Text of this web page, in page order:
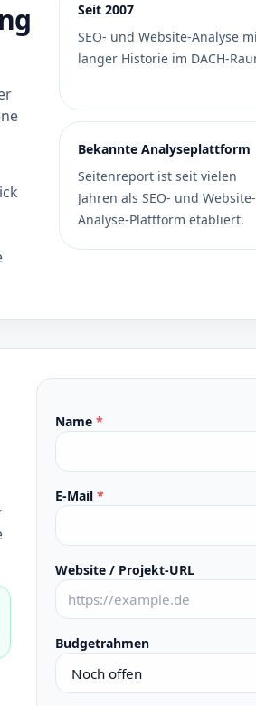
Seit 2007
SEO- und Website-Analyse
langer Historie im DACH-
Bekannte Analyseplattform
Seitenreport ist seit vielen
Jahren als SEO- und Website-
Analyse-Plattform etabliert.
Name *
E-Mail *
Website / Projekt-URL
Budgetrahmen